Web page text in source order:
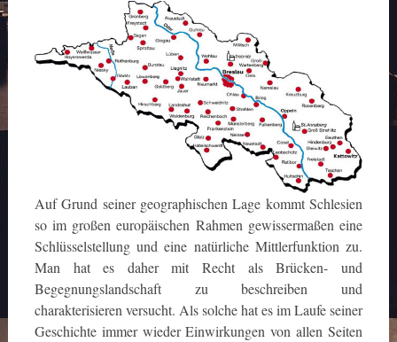
Auf Grund seiner geographischen Lage kommt Schlesien
so im großen europäischen Rahmen gewissermaßen eine
Schlüsselstellung und eine natürliche Mittlerfunktion zu.
Man hat es daher mit Recht als Brücken- und
Begegnungslandschaft zu beschreiben und
charakterisieren versucht. Als solche hat es im Laufe seiner
Geschichte immer wieder Einwirkungen von allen Seiten